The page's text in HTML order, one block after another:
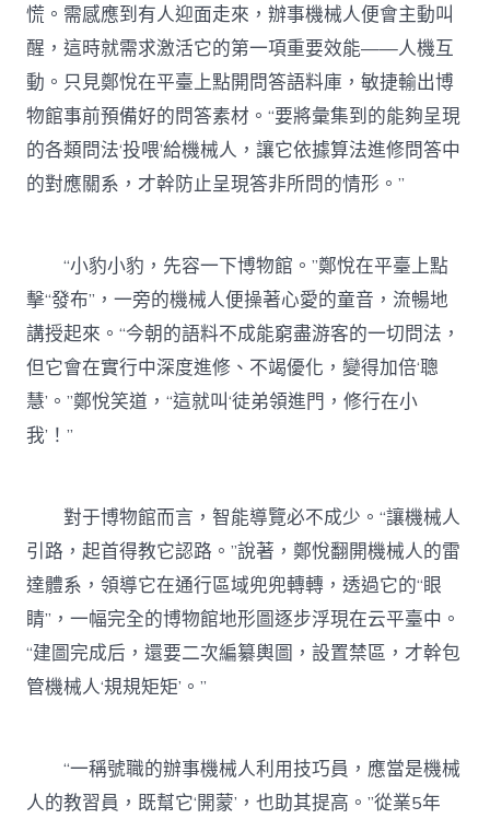
慌。需感應到有人迎面走來，辦事機械人便會主動叫
醒，這時就需求激活它的第一項重要效能——人機互
動。只見鄭悅在平臺上點開問答語料庫，敏捷輸出博
物館事前預備好的問答素材。“要將彙集到的能夠呈現
的各類問法‘投喂’給機械人，讓它依據算法進修問答中
的對應關系，才幹防止呈現答非所問的情形。”
“小豹小豹，先容一下博物館。”鄭悅在平臺上點
擊“發布”，一旁的機械人便操著心愛的童音，流暢地
講授起來。“今朝的語料不成能窮盡游客的一切問法，
但它會在實行中深度進修、不竭優化，變得加倍‘聰
慧’。”鄭悅笑道，“這就叫‘徒弟領進門，修行在小
我’！”
對于博物館而言，智能導覽必不成少。“讓機械人
引路，起首得教它認路。”說著，鄭悅翻開機械人的雷
達體系，領導它在通行區域兜兜轉轉，透過它的“眼
睛”，一幅完全的博物館地形圖逐步浮現在云平臺中。
“建圖完成后，還要二次編纂輿圖，設置禁區，才幹包
管機械人‘規規矩矩’。”
“一稱號職的辦事機械人利用技巧員，應當是機械
人的教習員，既幫它‘開蒙’，也助其提高。”從業5年